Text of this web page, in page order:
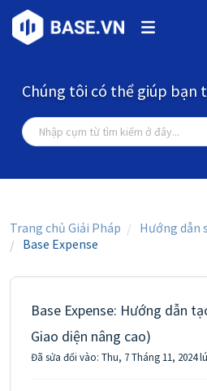
Chúng tôi có thể giúp bạn
Trang chủ Giải Pháp
Hướng dẫn
Base Expense
Base Expense: Hướng dẫn
Giao diện nâng cao)
Đã sửa đổi vào: Thu, 7 Tháng 11, 2024